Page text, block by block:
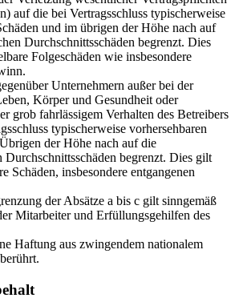
auf die bei Vertragsschluss typischerweise
und im übrigen der Höhe nach auf
Durchschnittsschäden begrenzt. Dies
Folgeschäden wie insbesondere
Unternehmern außer bei der
Körper und Gesundheit oder
grob fahrlässigem Verhalten des Betreibers
typischerweise vorhersehbaren
der Höhe nach auf die
Durchschnittsschäden begrenzt. Dies gilt
Schäden, insbesondere entgangenen
der Absätze a bis c gilt sinngemäß
Mitarbeiter und Erfüllungsgehilfen des
Haftung aus zwingendem nationalem